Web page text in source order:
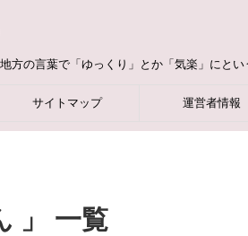
方の言葉で「ゆっくり」とか「気楽」にと
サイトマップ 運営者情報
」 一覧